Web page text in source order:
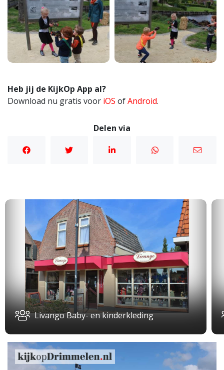
Heb jij de KijkOp App al?
Download nu gratis voor iOS ofAndroid.
Delen via
Livango Baby- en kinderkleding